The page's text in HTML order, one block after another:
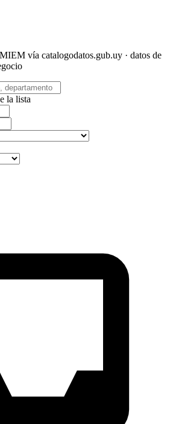
vía catalogodatos.gub.uy · datos de
la lista